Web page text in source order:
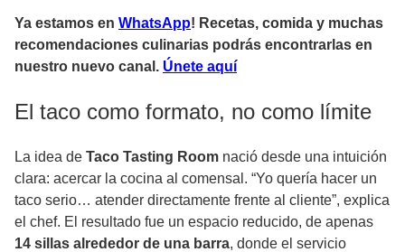
Ya estamos en WhatsApp! Recetas, comida y muchas
recomendaciones culinarias podrás encontrarlas en
nuestro nuevo canal. Únete aquí
El taco como formato, no como límite
La idea de Taco Tasting Room nació desde una intuición
clara: acercar la cocina al comensal. “Yo quería hacer un
taco serio… atender directamente frente al cliente”, explica
el chef. El resultado fue un espacio reducido, de apenas
14 sillas alrededor de una barra, donde el servicio